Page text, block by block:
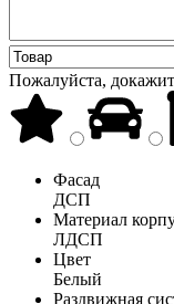
Пожалуйста,
Фасад
ДСП
Материал
ЛДСП
Цвет
Белый
Раздвижная